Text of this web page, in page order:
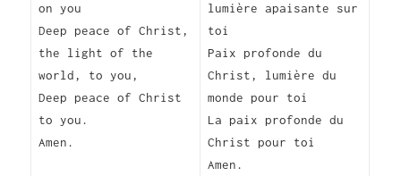
on you
Deep peace of Christ,
the light of the
world, to you,
Deep peace of Christ
to you.
Amen.
lumière apaisante sur
toi
Paix profonde du
Christ, lumière du
monde pour toi
La paix profonde du
Christ pour toi
Amen.